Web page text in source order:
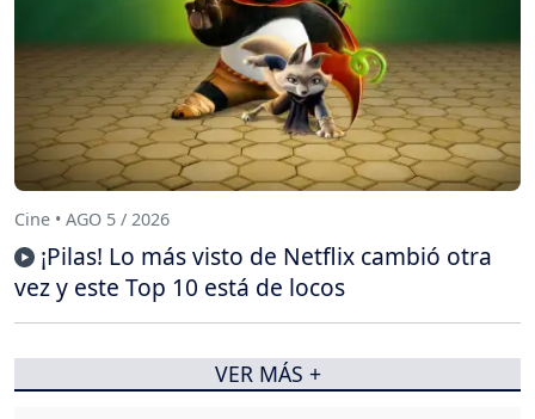
Cine • AGO 5 / 2026
¡Pilas! Lo más visto de Netflix cambió otra
vez y este Top 10 está de locos
VER MÁS +